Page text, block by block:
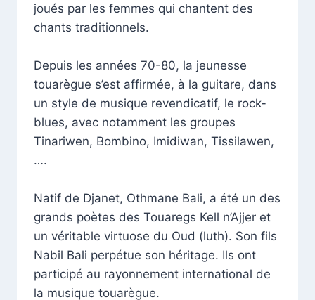
joués par les femmes qui chantent des
chants traditionnels.
Depuis les années 70-80, la jeunesse
touarègue s’est affirmée, à la guitare, dans
un style de musique revendicatif, le rock-
blues, avec notamment les groupes
Tinariwen, Bombino, Imidiwan, Tissilawen,
….
Natif de Djanet, Othmane Bali, a été un des
grands poètes des Touaregs Kell n’Ajjer et
un véritable virtuose du Oud (luth). Son fils
Nabil Bali perpétue son héritage. Ils ont
participé au rayonnement international de
la musique touarègue.